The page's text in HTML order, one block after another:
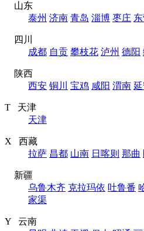
山东
泰州 济南 青岛 淄博 枣庄
四川
成都 自贡 攀枝花 泸州 德阳
陕西
西安 铜川 宝鸡 咸阳 渭南
T 天津
天津
X 西藏
拉萨 昌都 山南 日喀则 那曲
新疆
乌鲁木齐 克拉玛依 吐鲁番
家渠
Y 云南